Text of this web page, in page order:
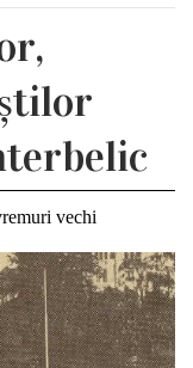
vechi